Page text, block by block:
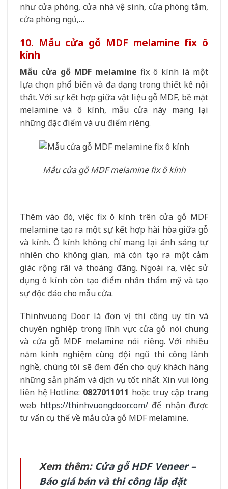
như cửa phòng, cửa nhà vệ sinh, cửa phòng tắm,
cửa phòng ngủ,…
10. Mẫu cửa gỗ MDF melamine fix ô
kính
Mẫu cửa gỗ MDF melamine fix ô kính là một
lựa chọn phổ biến và đa dạng trong thiết kế nội
thất. Với sự kết hợp giữa vật liệu gỗ MDF, bề mặt
melamine và ô kính, mẫu cửa này mang lại
những đặc điểm và ưu điểm riêng.
Mẫu cửa gỗ MDF melamine fix ô kính
Thêm vào đó, việc fix ô kính trên cửa gỗ MDF
melamine tạo ra một sự kết hợp hài hòa giữa gỗ
và kính. Ô kính không chỉ mang lại ánh sáng tự
nhiên cho không gian, mà còn tạo ra một cảm
giác rộng rãi và thoáng đãng. Ngoài ra, việc sử
dụng ô kính còn tạo điểm nhấn thẩm mỹ và tạo
sự độc đáo cho mẫu cửa.
Thinhvuong Door là đơn vị thi công uy tín và
chuyên nghiệp trong lĩnh vực cửa gỗ nói chung
và cửa gỗ MDF melamine nói riêng. Với nhiều
năm kinh nghiệm cùng đội ngũ thi công lành
nghề, chúng tôi sẽ đem đến cho quý khách hàng
những sản phẩm và dịch vụ tốt nhất. Xin vui lòng
liên hệ Hotline: 0827011011 hoặc truy cập trang
web https://thinhvuongdoor.com/để nhận được
tư vấn cụ thể về mẫu cửa gỗ MDF melamine.
Xem thêm: Cửa gỗ HDF Veneer –
Báo giá bán và thi công lắp đặt